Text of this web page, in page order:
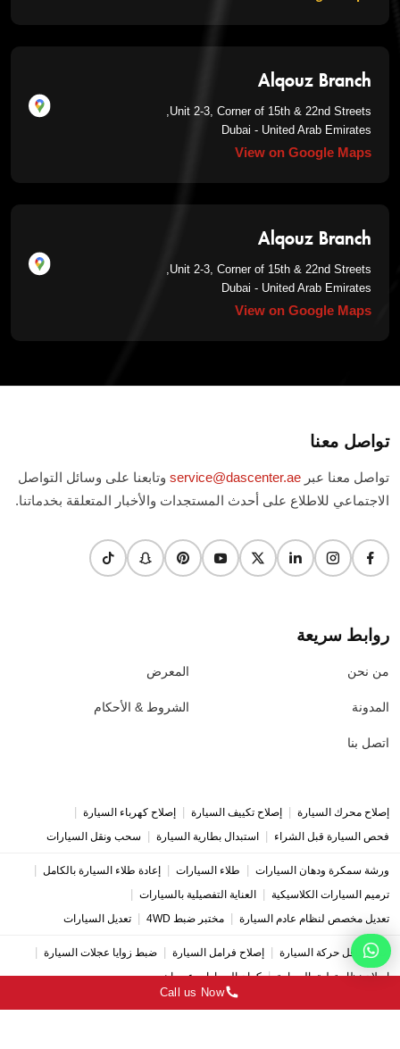
Alqouz Branch
Unit 2-3, Corner of 15th & 22nd Streets,
Dubai - United Arab Emirates
View on Google Maps
Alqouz Branch
Unit 2-3, Corner of 15th & 22nd Streets,
Dubai - United Arab Emirates
View on Google Maps
تواصل معنا
تواصل معنا عبر service@dascenter.ae وتابعنا على وسائل التواصل
الاجتماعي للاطلاع على أحدث المستجدات والأخبار المتعلقة بخدماتنا.
روابط سريعة
من نحن
المدونة
اتصل بنا
المعرض
الشروط & الأحكام
إصلاح محرك السيارة إصلاح تكييف السيارة إصلاح كهرباء السيارة
فحص السيارة قبل الشراء استبدال بطارية السيارة سحب ونقل السيارات
ورشة سمكرة ودهان السيارات طلاء السيارات إعادة طلاء السيارة بالكامل
ترميم السيارات الكلاسيكية العناية التفصيلية بالسيارات
تعديل مخصص لنظام عادم السيارة مختبر ضبط 4WD تعديل السيارات
إصلاح ناقل حركة السيارة إصلاح فرامل السيارة ضبط زوايا عجلات السيارة
إصلاح نظام تعليق السيارة | كراج السيارات عجمان
Call us Now